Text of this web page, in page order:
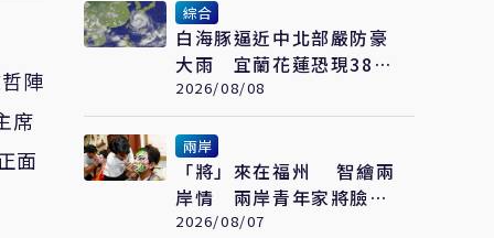
陣
席
面
綜合
白海豚逼近中北部嚴防豪
大雨 宜蘭花蓮恐現38度
極端高溫
2026/08/08
兩岸
「將」來在福州 智繪兩
岸情 兩岸青年家將臉譜
繪畫大賽在福州開幕
2026/08/07